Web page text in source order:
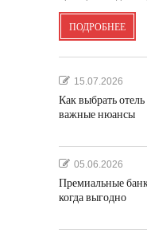
ПОДРОБНЕЕ
15.07.2026
Как выбрать
важные нюансы
05.06.2026
Премиальные
когда выгодно